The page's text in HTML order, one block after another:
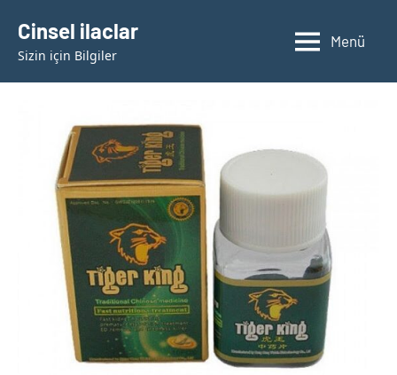
geçCinsel ilaclar
Sizin için Bilgiler
Menü